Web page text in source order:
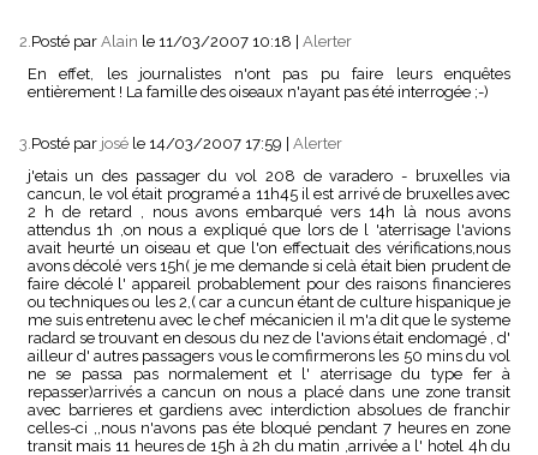
2.Posté par Alain le 11/03/2007 10:18
Alerter
En effet, les journalistes n'ont pas pu faire leurs enquêtes
entièrement ! La famille des oiseaux n'ayant pas été interrogée ;-)
3.Posté par josé le 14/03/2007 17:59
Alerter
j'etais un des passager du vol 208 de varadero - bruxelles via
cancun, le vol était programé a 11h45 il est arrivé de bruxelles avec
2 h de retard , nous avons embarqué vers 14h là nous avons
attendus 1h ,on nous a expliqué que lors de l 'aterrisage l'avions
avait heurté un oiseau et que l'on effectuait des vérifications,nous
avons décolé vers 15h( je me demande si celà était bien prudent de
faire décolé l' appareil probablement pour des raisons financieres
ou techniques ou les 2,( car a cuncun étant de culture hispanique je
me suis entretenu avec le chef mécanicien il m'a dit que le systeme
radard se trouvant en desous du nez de l'avions était endomagé , d'
ailleur d' autres passagers vous le comfirmerons les 50 mins du vol
ne se passa pas normalement et l' aterrisage du type fer à
repasser)arrivés a cancun on nous a placé dans une zone transit
avec barrieres et gardiens avec interdiction absolues de franchir
celles-ci ,,nous n'avons pas éte bloqué pendant 7 heures en zone
transit mais 11 heures de 15h à 2h du matin ,arrivée a l' hotel 4h du